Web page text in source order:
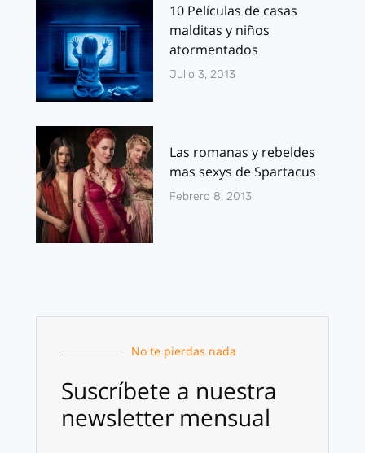
10 Películas de casas
malditas y niños
atormentados
Julio 3, 2013
Las romanas y rebeldes
mas sexys de Spartacus
Febrero 8, 2013
No te pierdas nada
Suscríbete a nuestra
newsletter mensual